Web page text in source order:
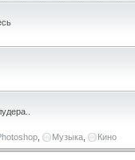
Музыка Кино